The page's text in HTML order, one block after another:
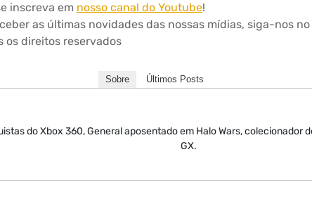
inscreva em nosso canal do Youtube!
as últimas novidades das nossas mídias, siga-nos no
os direitos reservados
Sobre Últimos Posts
do Xbox 360, General aposentado em Halo Wars, colecionador
GX.